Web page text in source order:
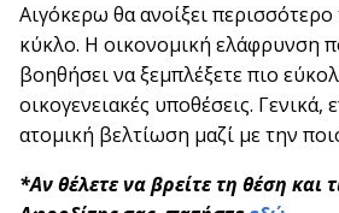
Αιγόκερω θα ανοίξει
κύκλο. Η οικονομική ελάφρυνση
βοηθήσει να ξεμπλέξετε πιο
οικογενειακές υποθέσεις. Γενικά,
ατομική βελτίωση μαζί με την
*Αν θέλετε να βρείτε τη θέση και